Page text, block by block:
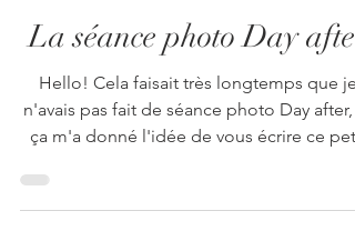
La séance photo Day after
n'avais pas fait de séance photo Day after,
ça m'a donné l'idée de vous écrire ce petit